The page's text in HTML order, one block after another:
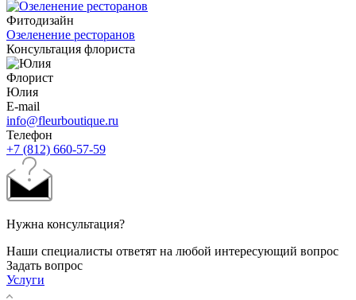
Фитодизайн
Озеленение ресторанов
Консультация флориста
Флорист
Юлия
E-mail
info@fleurboutique.ru
Телефон
+7 (812) 660-57-59
Нужна консультация?
Наши специалисты ответят на любой интересующий вопрос
Задать вопрос
Услуги